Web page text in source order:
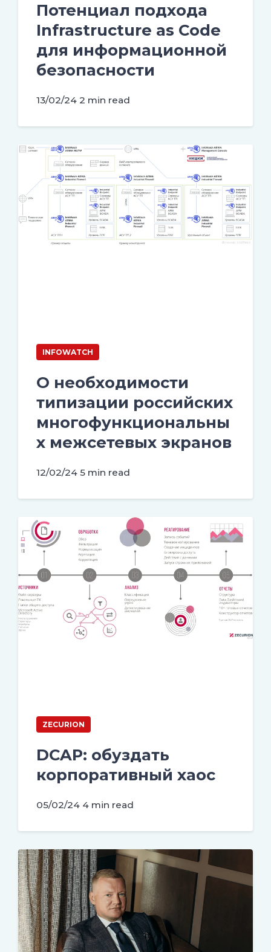
Потенциал подхода
Infrastructure as Code
для информационной
безопасности
13/02/24 2 min read
INFOWATCH
О необходимости
типизации российских
многофункциональны
х межсетевых экранов
12/02/24 5 min read
ZECURION
DCAP: обуздать
корпоративный хаос
05/02/24 4 min read